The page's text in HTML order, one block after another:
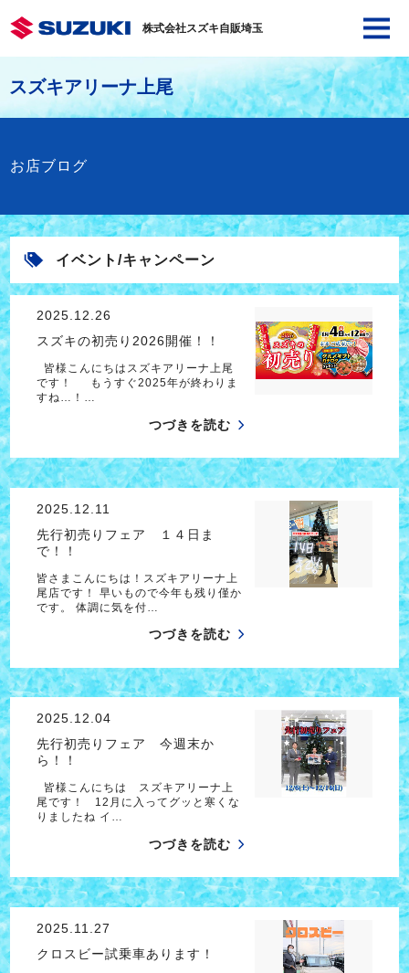
株式会社スズキ自販埼玉
スズキアリーナ上尾
お店ブログ
イベント/キャンペーン
2025.12.26
スズキの初売り2026開催！！
皆様こんにちはスズキアリーナ上尾
です！ もうすぐ2025年が終わりま
すね…！…
つづきを読む
2025.12.11
先行初売りフェア １４日ま
で！！
皆さまこんにちは！スズキアリーナ上
尾店です！ 早いもので今年も残り僅か
です。 体調に気を付…
つづきを読む
2025.12.04
先行初売りフェア 今週末か
ら！！
皆様こんにちは スズキアリーナ上
尾です！ 12月に入ってグッと寒くな
りましたね イ…
つづきを読む
2025.11.27
クロスビー試乗車あります！